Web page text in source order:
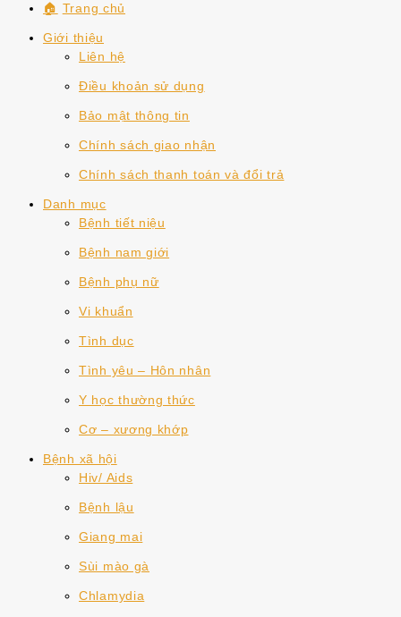
🏠 Trang chủ
Giới thiệu
Liên hệ
Điều khoản sử dụng
Bảo mật thông tin
Chính sách giao nhận
Chính sách thanh toán và đổi trả
Danh mục
Bệnh tiết niệu
Bệnh nam giới
Bệnh phụ nữ
Vi khuẩn
Tình dục
Tình yêu – Hôn nhân
Y học thường thức
Cơ – xương khớp
Bệnh xã hội
Hiv/ Aids
Bệnh lậu
Giang mai
Sùi mào gà
Chlamydia